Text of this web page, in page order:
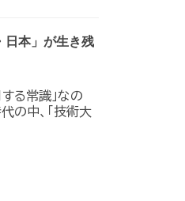
日本」が生き残
る常識」なの
の中、「技術大